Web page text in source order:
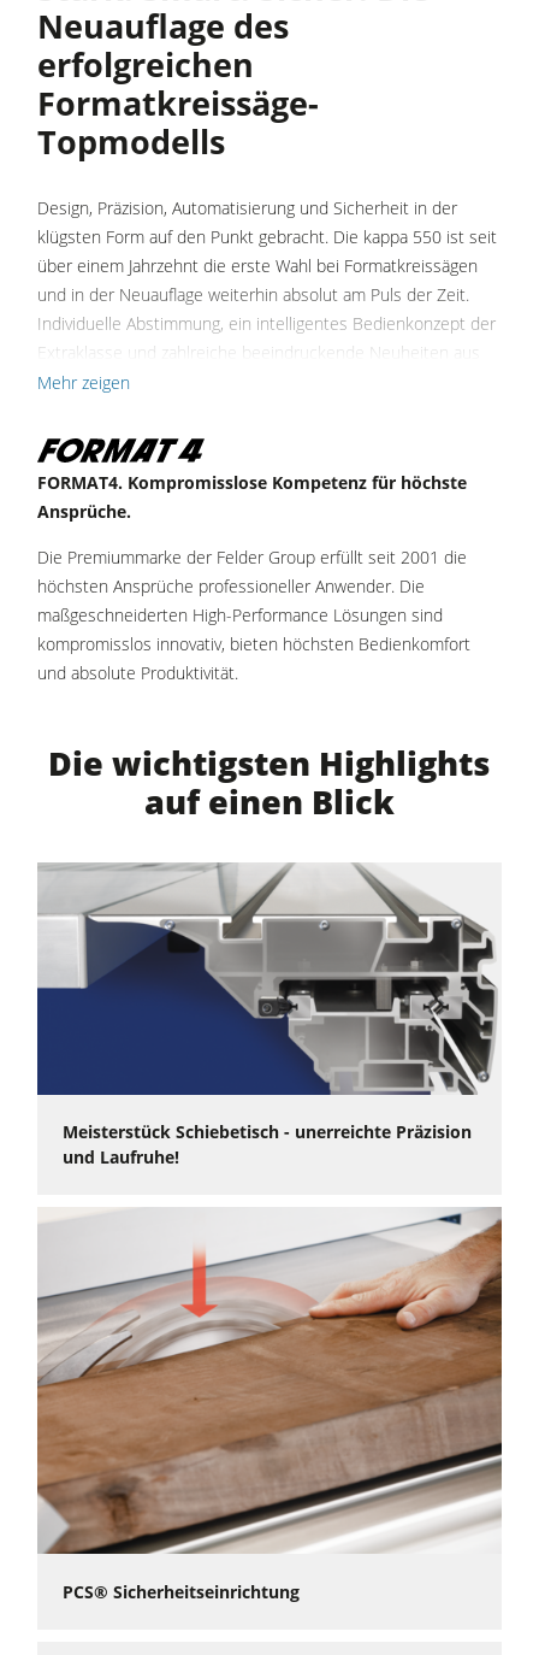
Bürst- und Bürstschleifmaschinen
Bandsägen
Bohrmaschinen
Druckbalkensägen & Plattenaufteilsägen
Brikettierpressen
Heizplattenpressen & Vakuumpressen
Rohluftabsauggeräte
Reinluftabsauggeräte & Entstauber
Vorschubapparate
F4Solutions Software
Automatisierung & Materialhandling
Projektmanagement
Neuauflage des
erfolgreichen
Formatkreissäge-
Topmodells
Design, Präzision, Automatisierung und Sicherheit in der
klügsten Form auf den Punkt gebracht. Die kappa 550 ist seit
über einem Jahrzehnt die erste Wahl bei Formatkreissägen
und in der Neuauflage weiterhin absolut am Puls der Zeit.
Individuelle Abstimmung, ein intelligentes Bedienkonzept der
Extraklasse und zahlreiche beeindruckende Neuheiten aus
der Format4 Innovationsschmiede sorgen für maximale
Die Format4 kappa 550 überzeugt in der e-motion
Ausstattung unter anderem mit dem elektromotorisch
gesteuerten Parallelanschlag, unlimitierten
Schnittabfolgen in der smarten, hauseigenen Software.
Sämtliche Achsen der Maschine können ergonomisch und
intuitiv von der zentralen Bedieneinheit mit 15"-Touchscreen
angesteuert werden.
revolutionären Sicherheitseinrichtung PCS ®.
Mehr zeigen
FORMAT4. Kompromisslose Kompetenz für höchste
Ansprüche.
Die Premiummarke der Felder Group erfüllt seit 2001 die
höchsten Ansprüche professioneller Anwender. Die
maßgeschneiderten High-Performance Lösungen sind
kompromisslos innovativ, bieten höchsten Bedienkomfort
und absolute Produktivität.
Die wichtigsten Highlights
auf einen Blick
Meisterstück Schiebetisch - unerreichte Präzision
und Laufruhe!
PCS® Sicherheitseinrichtung